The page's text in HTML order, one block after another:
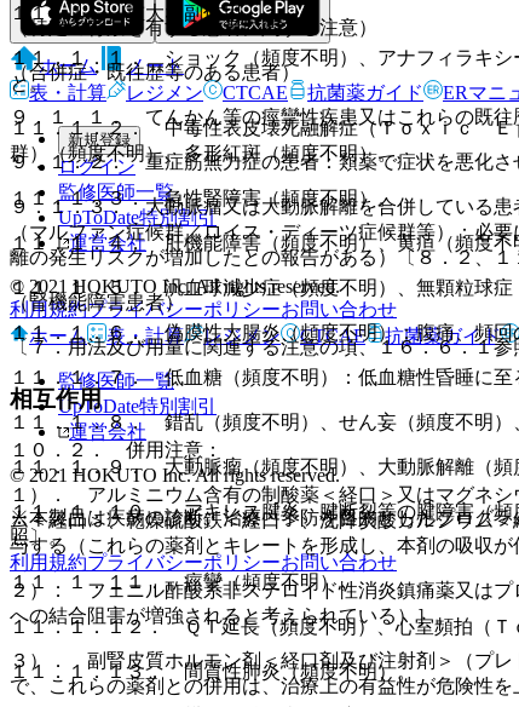
（特定の背景を有する患者に関する注意）
（合併症・既往歴等のある患者）
９．１．１． てんかん等の痙攣性疾患又はこれらの既往
９．１．２． 重症筋無力症の患者：類薬で症状を悪化さ
９．１．３． 大動脈瘤又は大動脈解離を合併している
（マルファン症候群／ロイス・ディーツ症候群等）：必
離の発生リスクが増加したとの報告がある）〔８．２、１
（腎機能障害患者）
〔７．用法及び用量に関連する注意の項、１６．６．１参
相互作用
１０．２． 併用注意：
１）． アルミニウム含有の制酸薬＜経口＞又はマグネ
ム＜経口＞、乾燥硫酸鉄＜経口＞、沈降炭酸カルシウム
与する（これらの薬剤とキレートを形成し、本剤の吸収が
２）． フェニル酢酸系非ステロイド性消炎鎮痛薬又は
への結合阻害が増強されると考えられている）］。
３）． 副腎皮質ホルモン剤＜経口剤及び注射剤＞（プ
で、これらの薬剤との併用は、治療上の有益性が危険性
１１．１． 重大な副作用
１１．１．１． ショック（頻度不明）、アナフィラキシ
と。
１１．１．２． 中毒性表皮壊死融解症（Ｔｏｘｉｃ Ｅ
群）（頻度不明）、多形紅斑（頻度不明）。
１１．１．３． 急性腎障害（頻度不明）。
１１．１．４． 肝機能障害（頻度不明）、黄疸（頻度
１１．１．５． 汎血球減少症（頻度不明）、無顆粒球症
１１．１．６． 偽膜性大腸炎（頻度不明）：腹痛、頻回
１１．１．７． 低血糖（頻度不明）：低血糖性昏睡に至
１１．１．８． 錯乱（頻度不明）、せん妄（頻度不明）
１１．１．９． 大動脈瘤（頻度不明）、大動脈解離（頻
１１．１．１０． アキレス腱炎、腱断裂等の腱障害（
照〕。
１１．１．１１． 痙攣（頻度不明）。
１１．１．１２． ＱＴ延長（頻度不明）、心室頻拍（
１１．１．１３． 間質性肺炎（頻度不明）。
ホーム
ノート
表・計算
レジメン CTCAE 抗菌薬ガイド ERマニ
新規登録
ログイン
監修医師一覧
UpToDate特別割引
運営会社
© 2021 HOKUTO Inc. All rights reserved.
利用規約プライバシーポリシーお問い合わせ
ホーム
表・計算 レジメン CTCAE 抗菌薬ガイド
監修医師一覧
UpToDate特別割引
運営会社
© 2021 HOKUTO Inc. All rights reserved.
※本製品は疾病の診断・治療・予防を目的としたプログラ
利用規約プライバシーポリシーお問い合わせ